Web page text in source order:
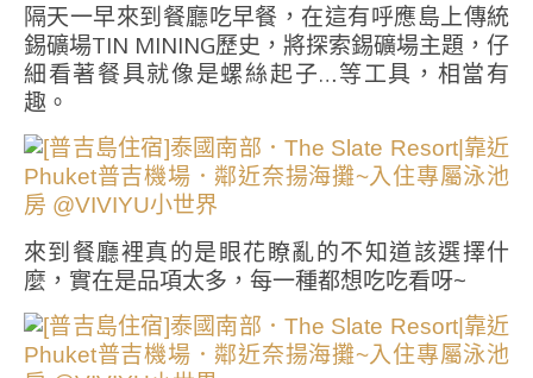
隔天一早來到餐廳吃早餐，在這有呼應島上傳統
錫礦場TIN MINING歷史，將探索錫礦場主題，仔
細看著餐具就像是螺絲起子…等工具，相當有
趣。
來到餐廳裡真的是眼花瞭亂的不知道該選擇什
麼，實在是品項太多，每一種都想吃吃看呀~